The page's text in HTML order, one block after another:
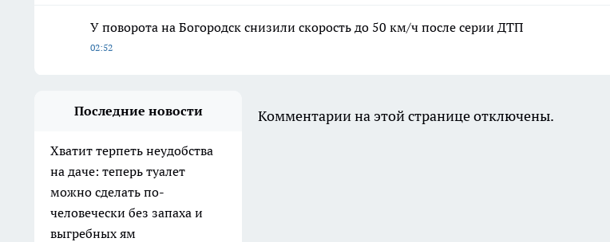
У поворота на Богородск снизили скорость до 50 км/ч после серии ДТП
02:52
Последние новости
Хватит терпеть неудобства
на даче: теперь туалет
можно сделать по-
человечески без запаха и
выгребных ям
Комментарии на этой странице отключены.